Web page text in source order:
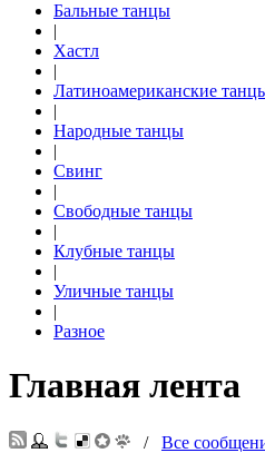
Бальные танцы
|
Хастл
|
Латиноамериканские
|
Народные танцы
|
Свинг
|
Свободные танцы
|
Клубные танцы
|
Уличные танцы
|
Разное
Главная лента
/ Все